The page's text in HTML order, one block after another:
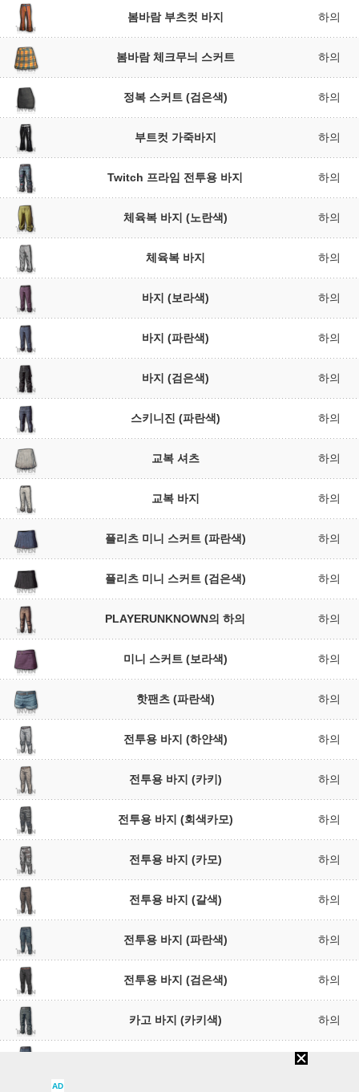
봄바람 부츠컷 바지 하의
봄바람 체크무늬 스커트 하의
정복 스커트 (검은색) 하의
부트컷 가죽바지 하의
Twitch 프라임 전투용 바지 하의
체육복 바지 (노란색) 하의
체육복 바지 하의
바지 (보라색) 하의
바지 (파란색) 하의
바지 (검은색) 하의
스키니진 (파란색) 하의
교복 셔츠 하의
교복 바지 하의
플리츠 미니 스커트 (파란색) 하의
플리츠 미니 스커트 (검은색) 하의
PLAYERUNKNOWN의 하의 하의
미니 스커트 (보라색) 하의
핫팬츠 (파란색) 하의
전투용 바지 (하얀색) 하의
전투용 바지 (카키) 하의
전투용 바지 (회색카모) 하의
전투용 바지 (카모) 하의
전투용 바지 (갈색) 하의
전투용 바지 (파란색) 하의
전투용 바지 (검은색) 하의
카고 바지 (카키색) 하의
AD